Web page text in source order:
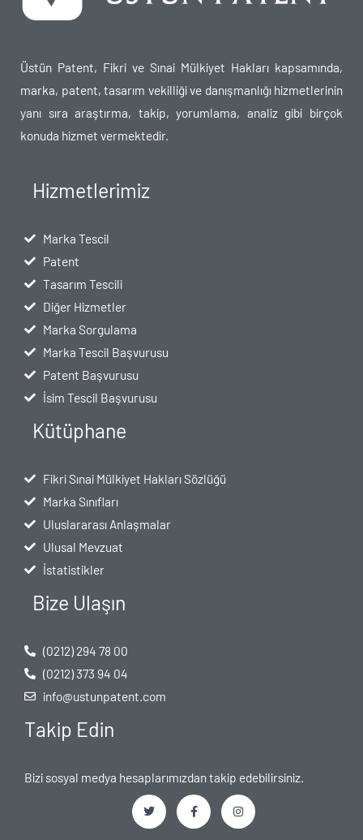
Üstün Patent, Fikri ve Sınai Mülkiyet Hakları kapsamında,
marka, patent, tasarım vekilliği ve danışmanlığı hizmetlerinin
yanı sıra araştırma, takip, yorumlama, analiz gibi birçok
konuda hizmet vermektedir.
Hizmetlerimiz
Marka Tescil
Patent
Tasarım Tescili
Diğer Hizmetler
Marka Sorgulama
Marka Tescil Başvurusu
Patent Başvurusu
İsim Tescil Başvurusu
Kütüphane
Fikri Sınai Mülkiyet Hakları Sözlüğü
Marka Sınıfları
Uluslararası Anlaşmalar
Ulusal Mevzuat
İstatistikler
Bize Ulaşın
(0212) 294 78 00
(0212) 373 94 04
info@ustunpatent.com
Takip Edin
Bizi sosyal medya hesaplarımızdan takip edebilirsiniz.
T
F
I